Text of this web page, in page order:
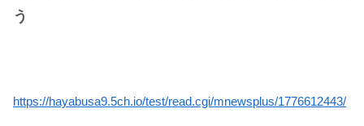
う
https://hayabusa9.5ch.io/test/read.cgi/mnewsplus/1776612443/